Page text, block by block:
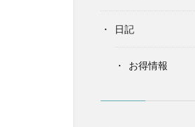
日記
お得情報